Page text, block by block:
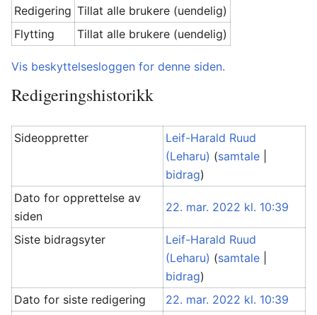
Redigering Tillat alle brukere (uendelig)
Flytting
Tillat alle brukere (uendelig)
Vis beskyttelsesloggen for denne siden.
Redigeringshistorikk
Sideoppretter
Leif-Harald Ruud
(Leharu) (samtale
bidrag)
Dato for opprettelse av
siden
22. mar. 2022 kl. 10:39
Siste bidragsyter
Leif-Harald Ruud
(Leharu) (samtale
bidrag)
Dato for siste redigering
22. mar. 2022 kl. 10:39